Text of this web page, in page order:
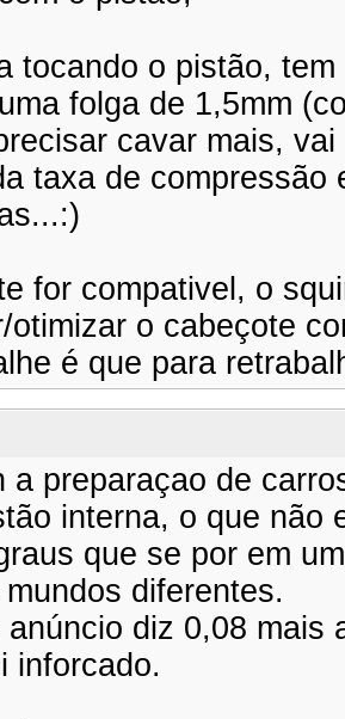
tocando o pistão,
folga de 1,5mm
cavar mais,
taxa de
for compativel, o
otimizar o cabeçote
é que para
a preparaçao de
interna, o que não
que se por em
diferentes.
diz 0,08 mais
inforcado.